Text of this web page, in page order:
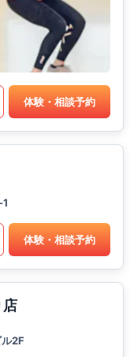
体験・相談予約
体験・相談予約
2F